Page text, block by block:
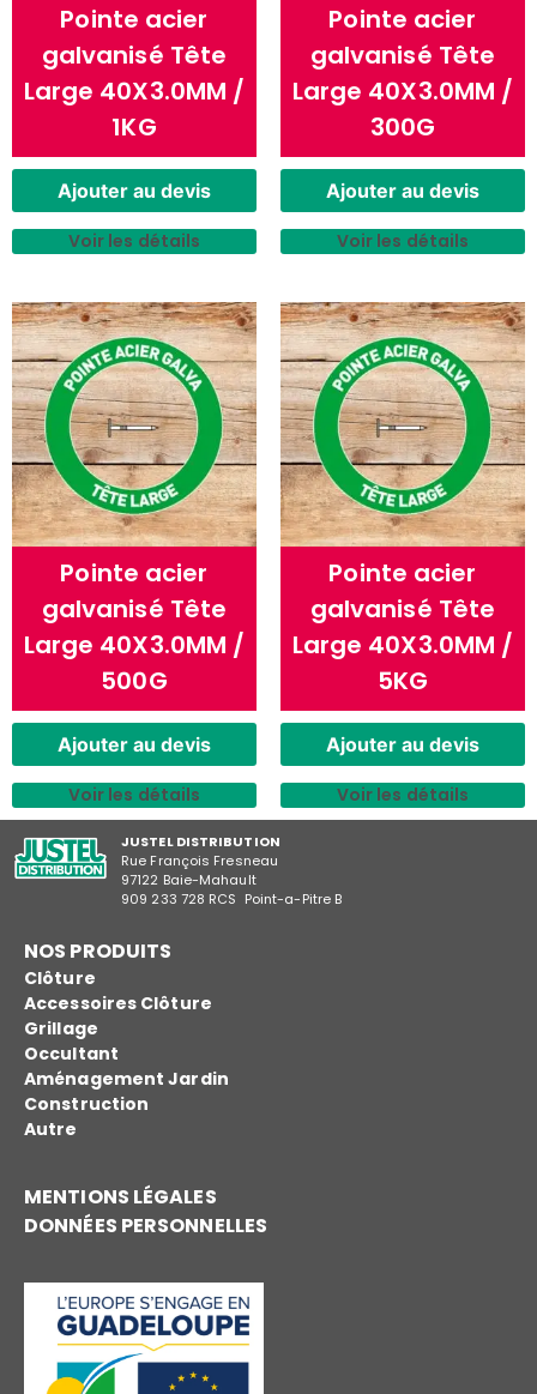
Pointe acier
galvanisé Tête
Large 40X3.0MM /
1KG
Ajouter au devis
Voir les détails
Pointe acier
galvanisé Tête
Large 40X3.0MM /
300G
Ajouter au devis
Voir les détails
Pointe acier
galvanisé Tête
Large 40X3.0MM /
500G
Ajouter au devis
Voir les détails
Pointe acier
galvanisé Tête
Large 40X3.0MM /
5KG
Ajouter au devis
Voir les détails
JUSTEL DISTRIBUTION
Rue François Fresneau
97122 Baie-Mahault
909 233 728 RCS Point-a-Pitre B
NOS PRODUITS
Clôture
Accessoires Clôture
Grillage
Occultant
Aménagement Jardin
Construction
Autre
MENTIONS LÉGALES
DONNÉES PERSONNELLES